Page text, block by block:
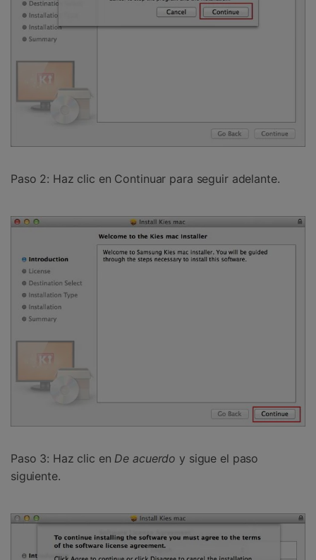
Paso 2: Haz clic en Continuar para seguir adelante.
Paso 3: Haz clic en De acuerdo y sigue el paso
siguiente.